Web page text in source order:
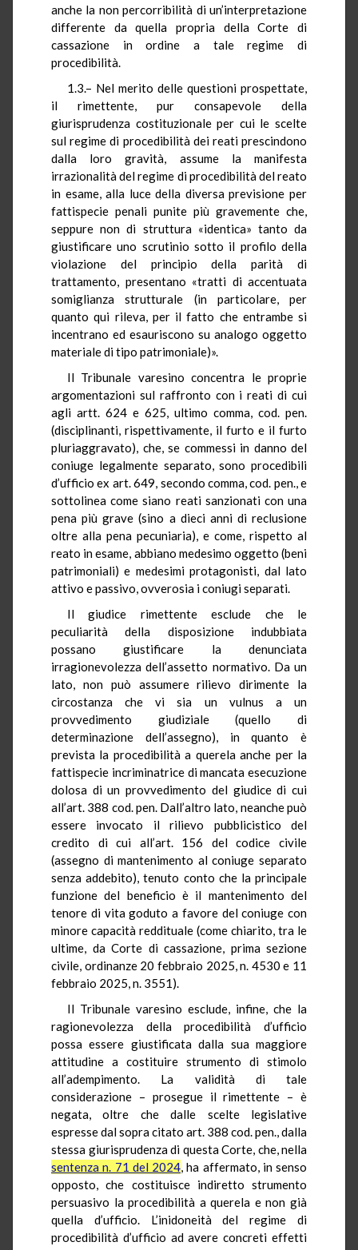
anche la non percorribilità di un’interpretazione
differente da quella propria della Corte di
cassazione in ordine a tale regime di
procedibilità.
1.3.– Nel merito delle questioni prospettate,
il rimettente, pur consapevole della
giurisprudenza costituzionale per cui le scelte
sul regime di procedibilità dei reati prescindono
dalla loro gravità, assume la manifesta
irrazionalità del regime di procedibilità del reato
in esame, alla luce della diversa previsione per
fattispecie penali punite più gravemente che,
seppure non di struttura «identica» tanto da
giustificare uno scrutinio sotto il profilo della
violazione del principio della parità di
trattamento, presentano «tratti di accentuata
somiglianza strutturale (in particolare, per
quanto qui rileva, per il fatto che entrambe si
incentrano ed esauriscono su analogo oggetto
materiale di tipo patrimoniale)».
Il Tribunale varesino concentra le proprie
argomentazioni sul raffronto con i reati di cui
agli artt. 624 e 625, ultimo comma, cod. pen.
(disciplinanti, rispettivamente, il furto e il furto
pluriaggravato), che, se commessi in danno del
coniuge legalmente separato, sono procedibili
d’ufficio ex art. 649, secondo comma, cod. pen., e
sottolinea come siano reati sanzionati con una
pena più grave (sino a dieci anni di reclusione
oltre alla pena pecuniaria), e come, rispetto al
reato in esame, abbiano medesimo oggetto (beni
patrimoniali) e medesimi protagonisti, dal lato
attivo e passivo, ovverosia i coniugi separati.
Il giudice rimettente esclude che le
peculiarità della disposizione indubbiata
possano giustificare la denunciata
irragionevolezza dell’assetto normativo. Da un
lato, non può assumere rilievo dirimente la
circostanza che vi sia un vulnus a un
provvedimento giudiziale (quello di
determinazione dell’assegno), in quanto è
prevista la procedibilità a querela anche per la
fattispecie incriminatrice di mancata esecuzione
dolosa di un provvedimento del giudice di cui
all’art. 388 cod. pen. Dall’altro lato, neanche può
essere invocato il rilievo pubblicistico del
credito di cui all’art. 156 del codice civile
(assegno di mantenimento al coniuge separato
senza addebito), tenuto conto che la principale
funzione del beneficio è il mantenimento del
tenore di vita goduto a favore del coniuge con
minore capacità reddituale (come chiarito, tra le
ultime, da Corte di cassazione, prima sezione
civile, ordinanze 20 febbraio 2025, n. 4530 e 11
febbraio 2025, n. 3551).
Il Tribunale varesino esclude, infine, che la
ragionevolezza della procedibilità d’ufficio
possa essere giustificata dalla sua maggiore
attitudine a costituire strumento di stimolo
all’adempimento. La validità di tale
considerazione – prosegue il rimettente – è
negata, oltre che dalle scelte legislative
espresse dal sopra citato art. 388 cod. pen., dalla
stessa giurisprudenza di questa Corte, che, nella
sentenza n. 71 del 2024, ha affermato, in senso
opposto, che costituisce indiretto strumento
persuasivo la procedibilità a querela e non già
quella d’ufficio. L’inidoneità del regime di
procedibilità d’ufficio ad avere concreti effetti